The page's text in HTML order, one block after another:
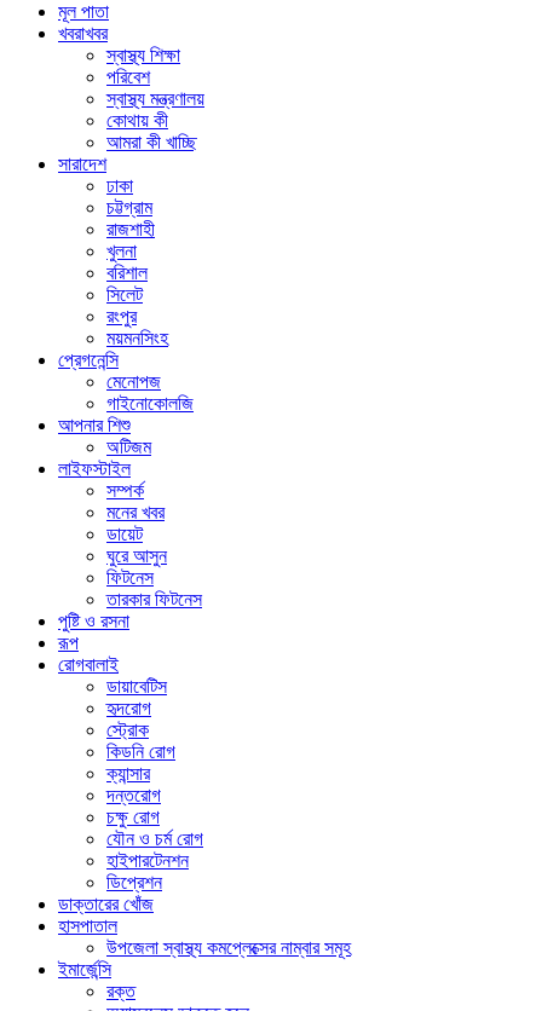
মূল পাতা
খবরাখবর
স্বাস্থ্য শিক্ষা
পরিবেশ
স্বাস্থ্য মন্ত্রণালয়
কোথায় কী
আমরা কী খাচ্ছি
সারাদেশ
ঢাকা
চট্টগ্রাম
রাজশাহী
খুলনা
বরিশাল
সিলেট
রংপুর
ময়মনসিংহ
প্রেগনেন্সি
মেনোপজ
গাইনোকোলজি
আপনার শিশু
অটিজম
লাইফস্টাইল
সম্পর্ক
মনের খবর
ডায়েট
ঘুরে আসুন
ফিটনেস
তারকার ফিটনেস
পুষ্টি ও রসনা
রূপ
রোগবালাই
ডায়াবেটিস
হৃদরোগ
স্ট্রোক
কিডনি রোগ
ক্যান্সার
দন্তরোগ
চক্ষু রোগ
যৌন ও চর্ম রোগ
হাইপারটেনশন
ডিপ্রেশন
ডাক্তারের খোঁজ
হাসপাতাল
উপজেলা স্বাস্থ্য কমপ্লেক্সের নাম্বার সমূহ
ইমার্জেন্সি
রক্ত